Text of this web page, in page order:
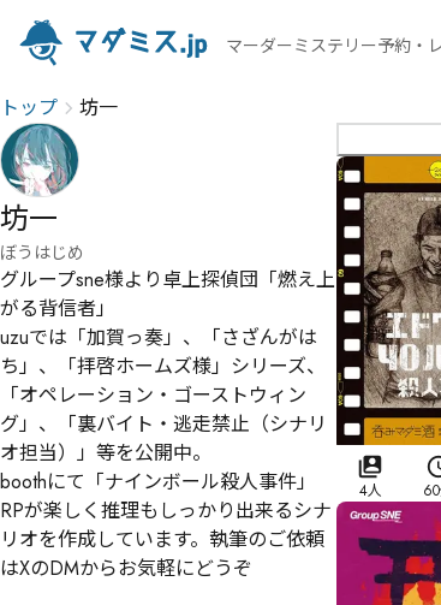
マーダーミステリー予約・
トップ 坊一
坊一
ぼうはじめ
グループsne様より卓上探偵団「燃え上
がる背信者」
uzuでは「加賀っ奏」、「さざんがは
ち」、「拝啓ホームズ様」シリーズ、
「オペレーション・ゴーストウィン
グ」、「裏バイト・逃走禁止（シナリ
オ担当）」等を公開中。
boothにて「ナインボール殺人事件」
RPが楽しく推理もしっかり出来るシナ
リオを作成しています。執筆のご依頼
はXのDMからお気軽にどうぞ
4人